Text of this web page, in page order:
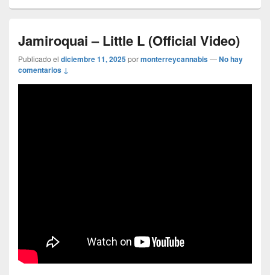
Jamiroquai – Little L (Official Video)
Publicado el diciembre 11, 2025pormonterreycannabis—No hay
comentarios ↓